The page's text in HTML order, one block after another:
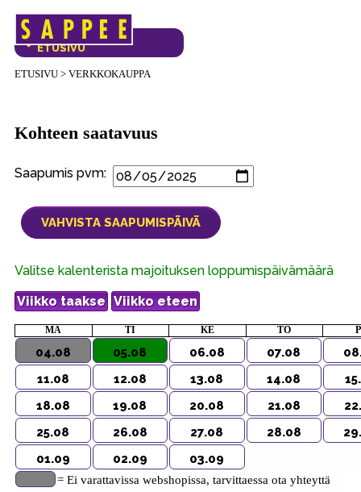
Päävalikko
ETUSIVU> VERKKOKAUPPA
VERKKOKAUPAN
ETUSIVU
Kohteen saatavuus
Saapumis pvm:
Valitse kalenterista majoituksen loppumispäivämäärä
MA TI KE TO
04.08 05.08 06.08 07.08
11.08
12.08 13.08 14.08
18.08
19.08 20.08 21.08
25.08
26.08 27.08 28.08
01.09
02.09 03.09
= Ei varattavissa webshopissa, tarvittaessa ota yhteyttä